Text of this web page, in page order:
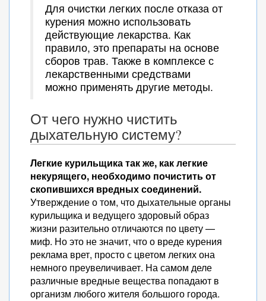
Для очистки легких после отказа от
курения можно использовать
действующие лекарства. Как
правило, это препараты на основе
сборов трав. Также в комплексе с
лекарственными средствами
можно применять другие методы.
От чего нужно чистить
дыхательную систему?
Легкие курильщика так же, как легкие
некурящего, необходимо почистить от
скопившихся вредных соединений.
Утверждение о том, что дыхательные органы
курильщика и ведущего здоровый образ
жизни разительно отличаются по цвету —
миф. Но это не значит, что о вреде курения
реклама врет, просто с цветом легких она
немного преувеличивает. На самом деле
различные вредные вещества попадают в
организм любого жителя большого города.